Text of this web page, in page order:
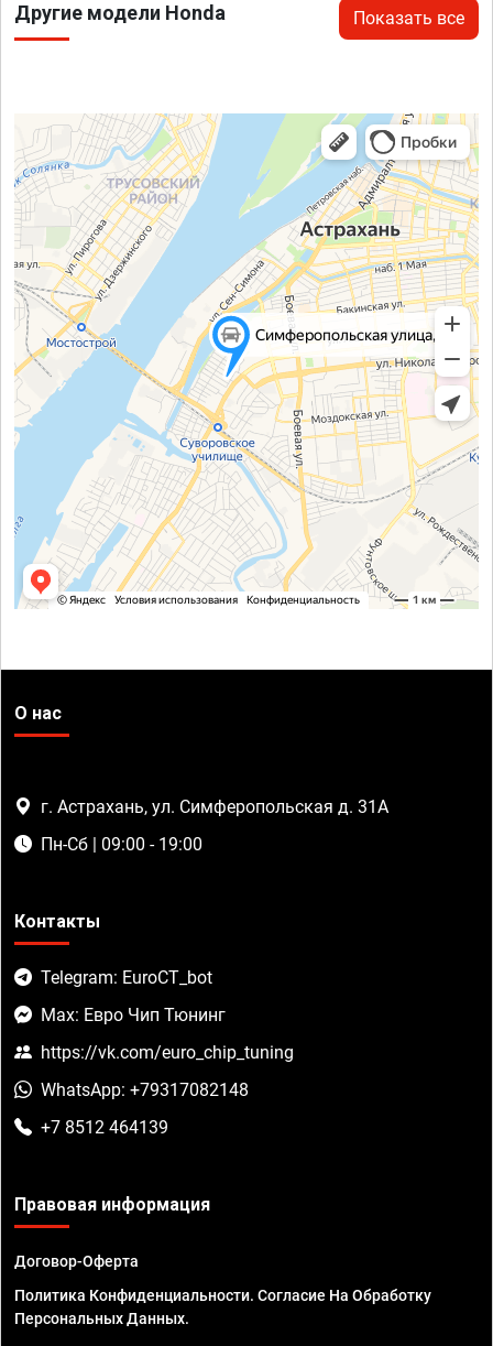
Другие модели Honda Показать все
О нас
г. Астрахань, ул. Симферопольская д. 31А
Пн-Сб | 09:00 - 19:00
Контакты
Telegram: EuroCT_bot
Max: Евро Чип Тюнинг
https://vk.com/euro_chip_tuning
WhatsApp: +79317082148
+7 8512 464139
Правовая информация
Договор-Оферта
Политика Конфиденциальности. Согласие На Обработку
Персональных Данных.